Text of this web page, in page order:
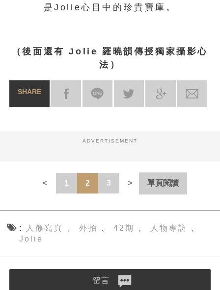
是Jolie心目中的珍貴寶庫。
（後面還有 Jolie 羅曉韻傳授獨家攝影心
法）
SHARE
ADVERTISEMENT
1 2 3 單頁閱讀
人像寫真 外拍 42期 人物專訪
Jolie
留言